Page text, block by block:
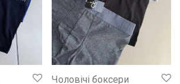
Чоловічі боксери